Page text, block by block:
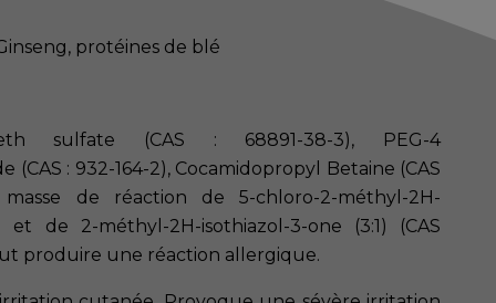
protéines de blé
sulfate (CAS : 68891-38-3), PEG-4
(CAS : 932-164-2), Cocamidopropyl Betaine (CAS
masse de réaction de 5-chloro-2-méthyl-2H-
et de 2-méthyl-2H-isothiazol-3-one (3:1) (CAS
produire une réaction allergique.